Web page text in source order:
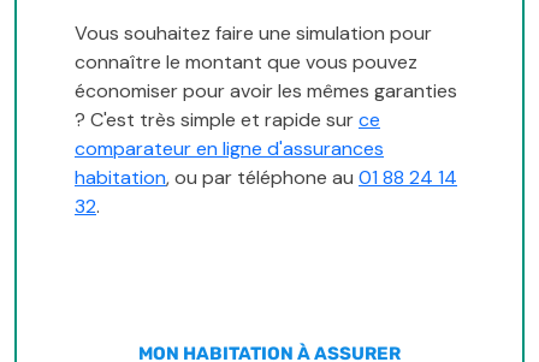
Vous souhaitez faire une simulation pour
connaître le montant que vous pouvez
économiser pour avoir les mêmes garanties
? C'est très simple et rapide surce
comparateur en ligne d'assurances
habitation, ou par téléphone au 01 88 24 14
32.